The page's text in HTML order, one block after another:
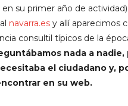
en su primer año de
navarra.es y allí aparecimos
consultil típicos de la
nada a nadie,
el ciudadano y,
en su web.